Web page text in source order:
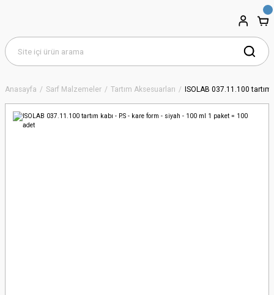
Anasayfa Sarf Malzemeler Tartım Aksesuarları ISOLAB 037.11.100